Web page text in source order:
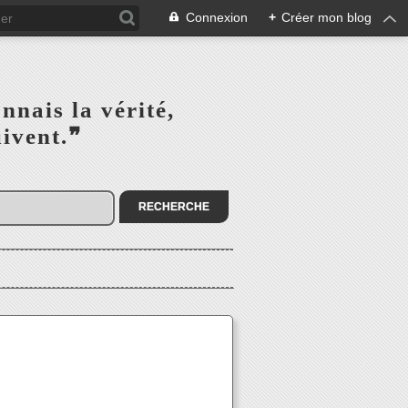
Connexion + Créer mon blog
la vérité,‎